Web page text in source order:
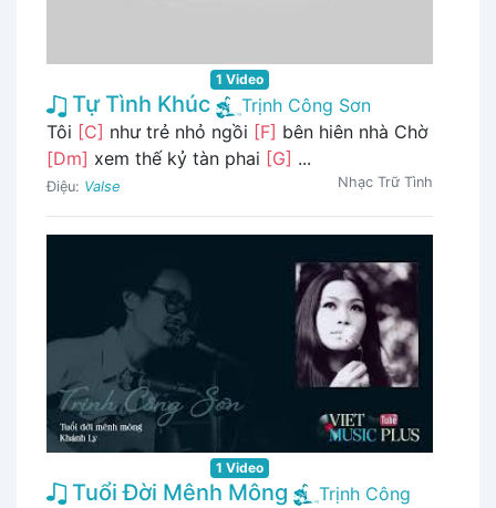
1 Video
Tự Tình Khúc
Trịnh Công Sơn
Tôi [C] như trẻ nhỏ ngồi [F] bên hiên nhà Chờ
[Dm] xem thế kỷ tàn phai [G] ...
Điệu: Valse Nhạc Trữ Tình
1 Video
Tuổi Đời Mênh Mông
Trịnh Công